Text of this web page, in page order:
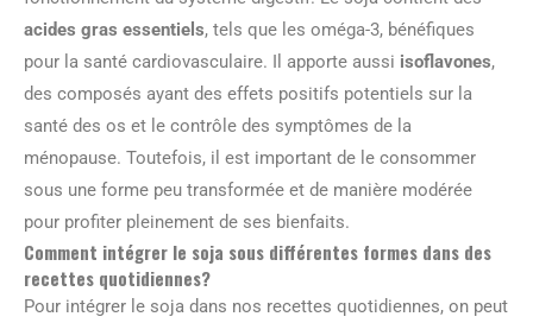
acides gras essentiels, tels que les oméga-3, bénéfiques
pour la santé cardiovasculaire. Il apporte aussi isoflavones,
des composés ayant des effets positifs potentiels sur la
santé des os et le contrôle des symptômes de la
ménopause. Toutefois, il est important de le consommer
sous une forme peu transformée et de manière modérée
pour profiter pleinement de ses bienfaits.
Comment intégrer le soja sous différentes formes dans des
recettes quotidiennes?
Pour intégrer le soja dans nos recettes quotidiennes, on peut